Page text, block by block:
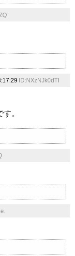
ID:NXzNJk0dTI
。